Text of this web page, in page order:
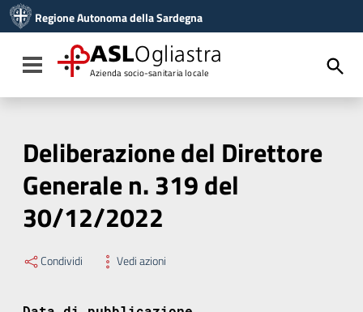
Vai al menu di navigazione
Vai al footer
Regione Autonoma della Sardegna
Toggle navigation
ASLOgliastra
Azienda socio-sanitaria locale
Deliberazione del Direttore
Generale n. 319 del
30/12/2022
Condividi Vedi azioni